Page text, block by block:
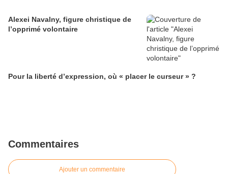
Alexei Navalny, figure christique de
l’opprimé volontaire
Pour la liberté d’expression, où « placer le curseur » ?
Commentaires
Ajouter un commentaire